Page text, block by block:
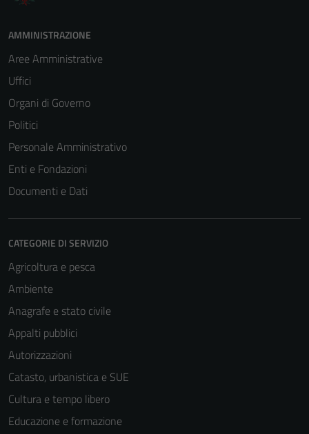
AMMINISTRAZIONE
Aree Amministrative
Uffici
Organi di Governo
Politici
Personale Amministrativo
Enti e Fondazioni
Documenti e Dati
CATEGORIE DI SERVIZIO
Agricoltura e pesca
Ambiente
Anagrafe e stato civile
Appalti pubblici
Autorizzazioni
Catasto, urbanistica e SUE
Cultura e tempo libero
Educazione e formazione